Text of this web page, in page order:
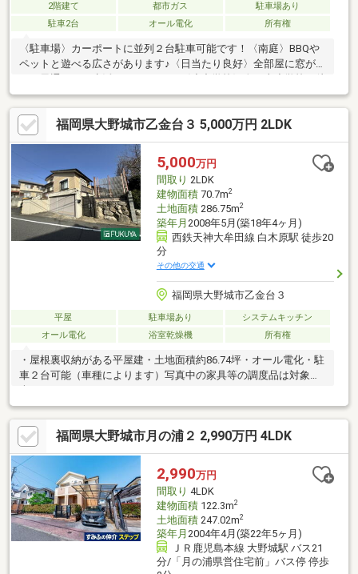
2階建て 都市ガス
駐車場あり
駐車2台
オール電化 所有権
〈駐車場〉カーポートに並列２台駐車可能です！〈南庭〉BBQや
ペットと遊べる広さがあります♪〈日当たり良好〉全部屋に窓があ
歩５分♪春日野中学校 徒歩１１分♪子育て環境に適しています。
〈駅近〉JR大野城駅 自転車1０分♪通勤通学やお出かけへのアク
セス良好です。＼充実の周辺環境♪／アクロスモール春日 徒歩８
分♪スポーツクラブ＆サウナスパ ルネサンス 春日24 徒歩３分♪
スターバックス コーヒー 福岡春日店 徒歩３分♪パン・ナガタ 本
店 徒歩４分♪マクドナルド 春日店 徒歩３分♪
福岡県大野城市乙金台３ 5,000万円 2LDK
5,000万円
間取り 2LDK
建物面積70.7m2
土地面積286.75m2
築年月 2008年5月(築18年4ヶ月)
西鉄天神大牟田線 白木原駅 徒歩20
分
その他の交通
福岡県大野城市乙金台３
平屋 駐車場あり
システムキッチン
オール電化
浴室乾燥機 所有権
・屋根裏収納がある平屋建・土地面積約86.74坪・オール電化・駐
車２台可能（車種によります）写真中の家具等の調度品は対象に
含まれません。
福岡県大野城市月の浦２ 2,990万円 4LDK
2,990万円
間取り 4LDK
建物面積122.3m2
土地面積247.02m2
築年月 2004年4月(築22年5ヶ月)
ＪＲ鹿児島本線 大野城駅 バス21
分/「月の浦県営住宅前」バス停 停歩